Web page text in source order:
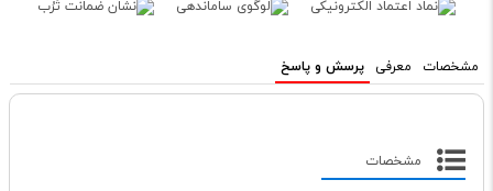
مشخصات معرفی پرسش و پاسخ
مشخصات